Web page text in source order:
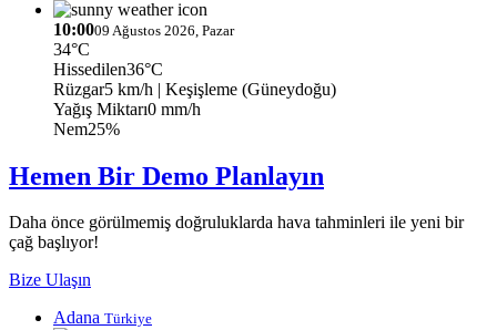
10:0009 Ağustos 2026, Pazar
34°C
Hissedilen36°C
Rüzgar5 km/h | Keşişleme (Güneydoğu)
Yağış Miktarı0 mm/h
Nem25%
Hemen Bir Demo Planlayın
Daha önce görülmemiş doğruluklarda hava tahminleri ile yeni bir
çağ başlıyor!
Bize Ulaşın
Adana Türkiye